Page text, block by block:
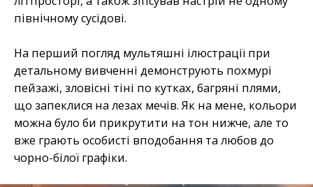
північному сусідові.
На перший погляд мультяшні ілюстрації при
детальному вивченні демонструють похмурі
пейзажі, зловісні тіні по кутках, багряні плями,
що запеклися на лезах мечів. Як на мене, кольори
можна було би прикрутити на тон нижче, але то
вже грають особисті вподобання та любов до
чорно-білої графіки.